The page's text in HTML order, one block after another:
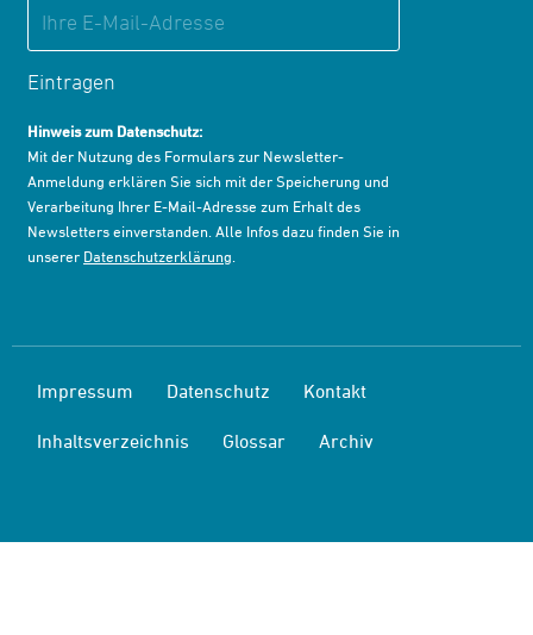
Eintragen
Hinweis zum Datenschutz:
Mit der Nutzung des Formulars zur Newsletter-
Anmeldung erklären Sie sich mit der Speicherung und
Verarbeitung Ihrer E-Mail-Adresse zum Erhalt des
Newsletters einverstanden. Alle Infos dazu finden Sie in
unserer Datenschutzerklärung
Impressum Datenschutz Kontakt
Inhaltsverzeichnis Glossar Archiv